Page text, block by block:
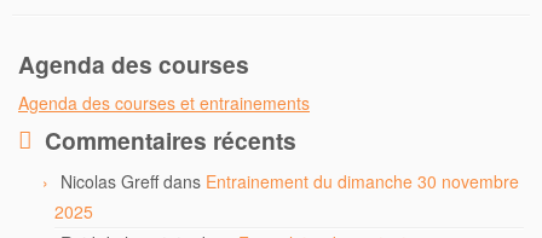
Agenda des courses
Agenda des courses et entrainements
Commentaires récents
Nicolas Greffdans Entrainement du dimanche 30 novembre
2025